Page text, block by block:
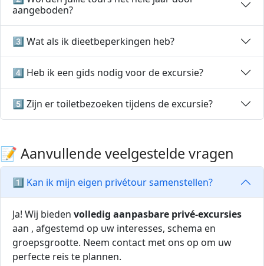
aangeboden?
3️⃣ Wat als ik dieetbeperkingen heb?
4️⃣ Heb ik een gids nodig voor de excursie?
5️⃣ Zijn er toiletbezoeken tijdens de excursie?
📝 Aanvullende veelgestelde vragen
1️⃣ Kan ik mijn eigen privétour samenstellen?
Ja! Wij bieden volledig aanpasbare privé-excursies
aan , afgestemd op uw interesses, schema en
groepsgrootte. Neem contact met ons op om uw
perfecte reis te plannen.